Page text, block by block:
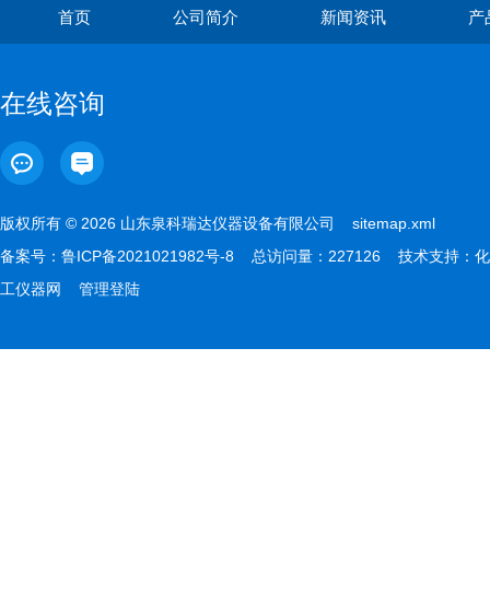
首页 公司简介 新闻资讯 产
在线咨询
版权所有 © 2026 山东泉科瑞达仪器设备有限公司 sitemap.xml
备案号： 鲁ICP备2021021982号-8 总访问量：227126 技术支持： 化
工仪器网
管理登陆